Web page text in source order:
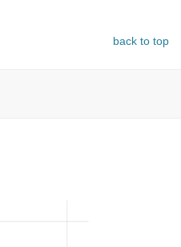
back to top